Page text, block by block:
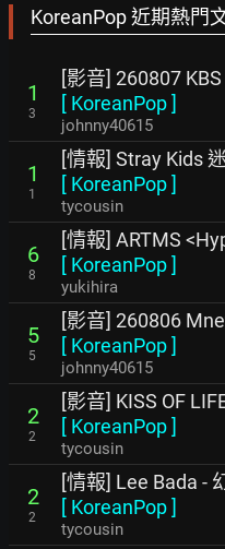
KoreanPop 近期熱門
1
3
[影音] 260807
[ KoreanPop]
johnny40615
1
1
[情報] Stray Kids
[ KoreanPop]
tycousin
6
8
[情報] ARTMS
[ KoreanPop]
yukihira
5
5
[影音] 260806
[ KoreanPop]
johnny40615
2
2
[影音] KISS OF
[ KoreanPop]
tycousin
2
2
[情報] Lee Bada -
[ KoreanPop]
tycousin